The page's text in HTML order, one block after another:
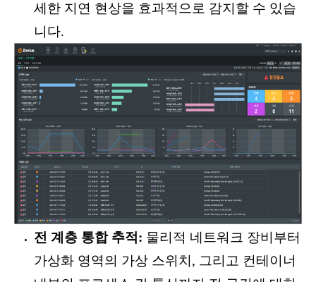
세한 지연 현상을 효과적으로 감지할 수 있습
니다.
전 계층 통합 추적: 물리적 네트워크 장비부터
가상화 영역의 가상 스위치, 그리고 컨테이너